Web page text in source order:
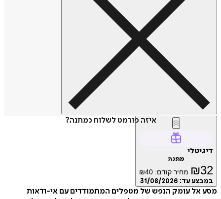
איזה פורמט לשלוח כמתנה?
דיגיטלי
מתנה
₪32 מחיר קודם: ₪40
במבצע עד: 31/08/2026
מסע אל עומק הנפש של מטפלים המתמודדים עם אי-ודאות